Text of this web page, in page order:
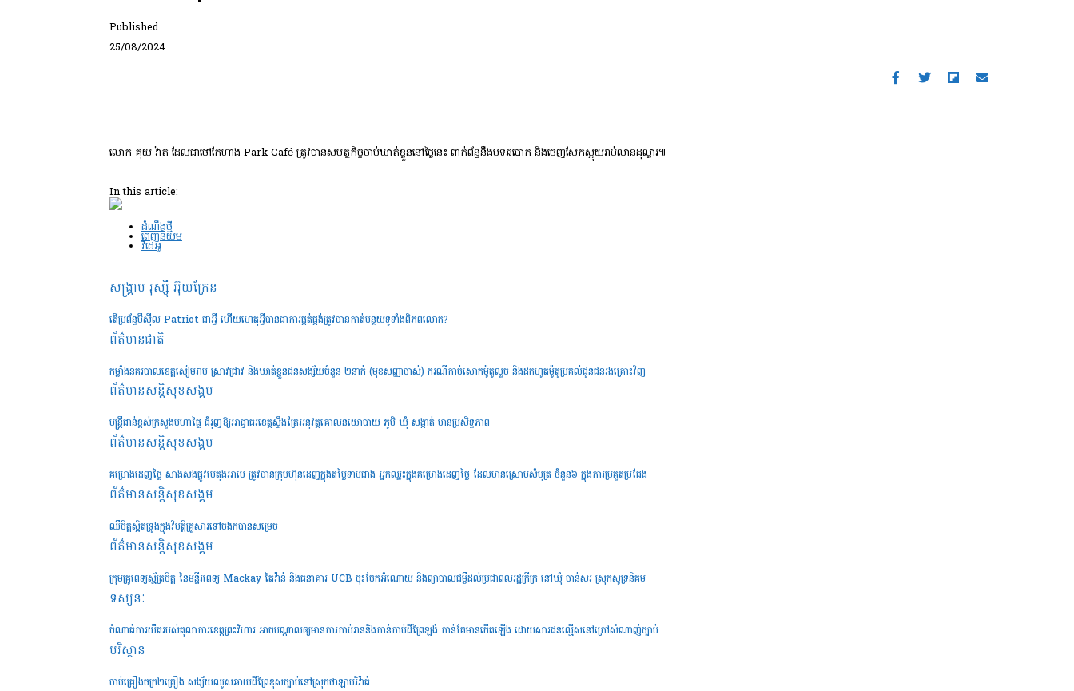
Published
25/08/2024
លោក គុយ វ៉ាត ដែលជាថៅកែហាង Park Café ត្រូវបានសមត្ថកិច្ចចាប់ឃាត់ខ្លួននៅថ្ងៃនេះ ពាក់ព័ន្ធនឹងបទឆបោក​ និងចេញសែកស្អុយរាប់លានដុល្លារ៕
In this article:
ដំណឹងថ្មី
ពេញនិយម
វីដេអូ
សង្គ្រាម រុស្ស៊ី អ៊ុយក្រែន
តើប្រព័ន្ធមីស៊ីល Patriot ជាអ្វី ហើយហេតុអ្វីបានជាការផ្គត់ផ្គង់ត្រូវបានកាត់បន្ថយទូទាំងពិភពលោក?
ព័ត៌មានជាតិ
កម្លាំងនគរបាលខេត្តសៀមរាប ស្រាវជ្រាវ និងឃាត់ខ្លួនជនសង្ស័យចំនួន ២នាក់ (មុខសញ្ញាចាស់) ករណីកាច់សោកម៉ូតូលួច និងដកហូតម៉ូតូប្រគល់ជូនជនរងគ្រោះវិញ
ព័ត៌មានសន្តិសុខ​សង្គម
មន្រ្តីជាន់ខ្ពស់ក្រសួងមហាផ្ទៃ ជំរុញឱ្យអាជ្ញាធរខេត្តស្ទឹងត្រែអនុវត្តគោលនយោបាយ ភូមិ ឃុំ សង្កាត់ មានប្រសិទ្ធភាព
ព័ត៌មានសន្តិសុខ​សង្គម
គម្រោងដេញថ្លៃ សាងសងផ្លូវបេតុងអាមេ ត្រូវបានក្រុមហ៊ុនដេញក្នុងតម្លៃទាបជាង អ្នកឈ្នះក្នុងគម្រោងដេញថ្លៃ ដែលមានស្រោមសំបុត្រ ចំនួន៦ ក្នុងការប្រគួតប្រជែង
ព័ត៌មានសន្តិសុខ​សង្គម
ឈឺចិត្តស្អិតទ្រូងក្នុងវិបត្តិគ្រួសារទៅចងកបានសម្រេច
ព័ត៌មានសន្តិសុខ​សង្គម
ក្រុមគ្រូពេទ្យស្ម័ត្រចិត្ត នៃមន្ទីរពេទ្យ Mackay តៃវ៉ាន់ និងធនាគារ UCB ចុះចែកអំណោយ និងព្យាបាលជម្ងឺដល់ប្រជាពលរដ្ឋក្រីក្រ នៅឃុំ ចាន់សរ ស្រុកសូទ្រនិគម
ទស្សនៈ
ចំណាត់ការយឺតរបស់តុលាការខេត្តព្រះវិហារ អាចបណ្តាលឲ្យមានការកាប់រាននិងកាន់កាប់ដីព្រៃឡង់ កាន់តែមានកើតឡើង ដោយសារជនល្មើសនៅក្រៅសំណាញ់ច្បាប់
បរិស្ថាន
ចាប់គ្រឿងចក្រ២គ្រឿង សង្ស័យឈូសឆាយដីព្រៃខុសច្បាប់នៅស្រុកថាឡាបរិវ៉ាត់